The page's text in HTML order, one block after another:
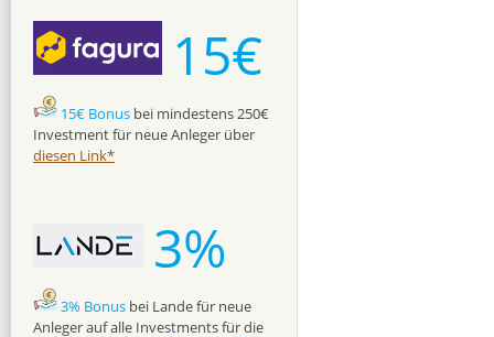
15€
15€ Bonus bei mindestens 250€
Investment für neue Anleger über
diesen Link*
3%
3% Bonus bei Lande für neue
Anleger auf alle Investments für die